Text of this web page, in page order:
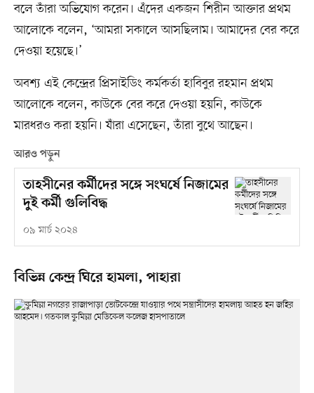
বলে তাঁরা অভিযোগ করেন। এঁদের একজন শিরীন আক্তার প্রথম
আলোকে বলেন, ‘আমরা সকালে আসছিলাম। আমাদের বের করে
দেওয়া হয়েছে।’
অবশ্য এই কেন্দ্রের প্রিসাইডিং কর্মকর্তা হাবিবুর রহমান প্রথম
আলোকে বলেন, কাউকে বের করে দেওয়া হয়নি, কাউকে
মারধরও করা হয়নি। যাঁরা এসেছেন, তাঁরা বুথে আছেন।
আরও পড়ুন
তাহসীনের কর্মীদের সঙ্গে সংঘর্ষে নিজামের
দুই কর্মী গুলিবিদ্ধ
০৯ মার্চ ২০২৪
বিভিন্ন কেন্দ্র ঘিরে হামলা, পাহারা